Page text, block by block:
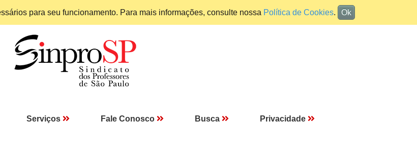
para seu funcionamento. Para mais informações, consulte nossa Política de Cookies. Ok
Serviços Fale Conosco Busca Privacidade